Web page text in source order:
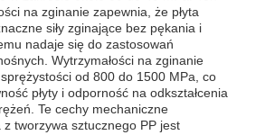
na zginanie zapewnia, że ​​płyta
siły zginające bez pękania i
nadaje się do zastosowań
Wytrzymałości na zginanie
od 800 do 1500 MPa, co
płyty i odporność na odkształcenia
Te cechy mechaniczne
z tworzywa sztucznego PP jest